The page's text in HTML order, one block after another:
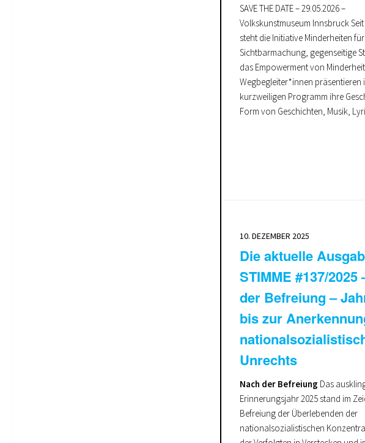
SAVE THE DATE – 29.05.2026 –
Volkskunstmuseum Innsbruck
steht die Initiative Minderheiten
Sichtbarmachung, gegenseitige
das Empowerment von
Wegbegleiter*innen präsentieren
kurzweiligen Programm ihre
Form von Geschichten, Musik,
10. DEZEMBER 2025
Die aktuelle
STIMME #137/2025
der Befreiung –
bis zur
Unrechts
Nach der Befreiung Das
Erinnerungsjahr 2025 stand im
Befreiung der Überlebenden der
nationalsozialistischen